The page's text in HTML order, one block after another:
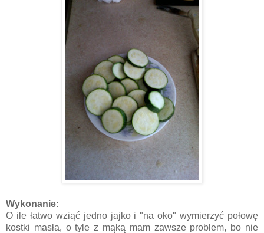
Wykonanie:
O ile łatwo wziąć jedno jajko i "na oko" wymierzyć połowę
kostki masła, o tyle z mąką mam zawsze problem, bo nie